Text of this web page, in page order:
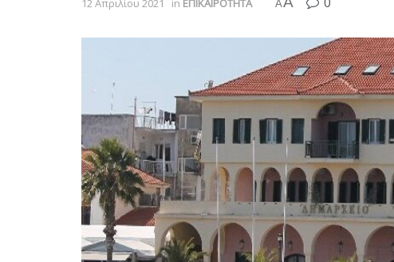
12 Απριλίου 2021 in ΕΠΙΚΑΙΡΟΤΗΤΑ A